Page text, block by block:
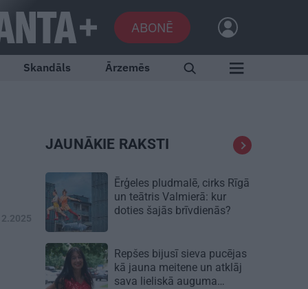
ABONĒ
Skandāls Ārzemēs
JAUNĀKIE RAKSTI
Ērģeles pludmalē, cirks Rīgā
un teātris Valmierā: kur
doties šajās brīvdienās?
Repšes bijusī sieva pucējas
kā jauna meitene un atklāj
sava lieliskā auguma